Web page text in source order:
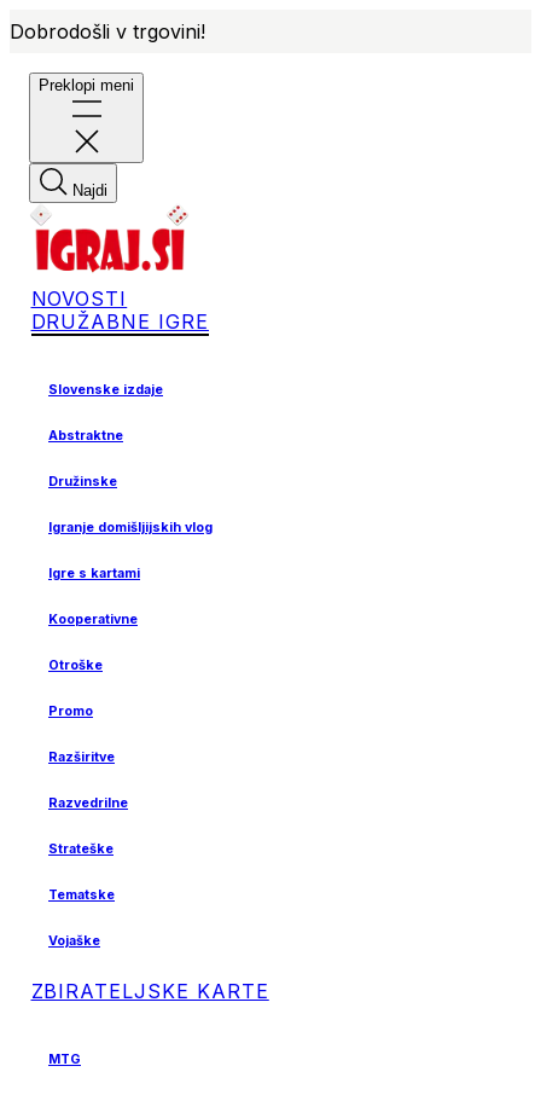
Dobrodošli v trgovini!
Preklopi meni
Najdi
NOVOSTI
DRUŽABNE IGRE
Slovenske izdaje
Abstraktne
Družinske
Igranje domišljijskih vlog
Igre s kartami
Kooperativne
Otroške
Promo
Razširitve
Razvedrilne
Strateške
Tematske
Vojaške
ZBIRATELJSKE KARTE
MTG